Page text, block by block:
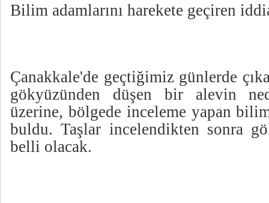
Bilim adamlarını harekete geçiren
Çanakkale'de geçtiğimiz günlerde
gökyüzünden düşen bir alevin
üzerine, bölgede inceleme yapan
buldu. Taşlar incelendikten sonra
belli olacak.